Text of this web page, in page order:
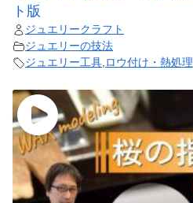
ト版
ジュエリークラフト
ジュエリーの技法
ジュエリー工具 ロウ付け・熱処理